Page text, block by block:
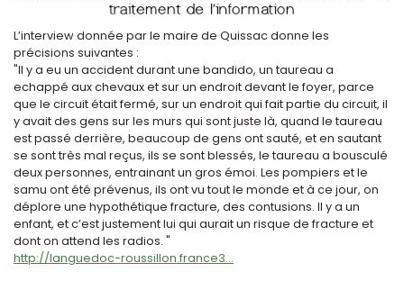
L’interview donnée par le maire de Quissac donne les
précisions suivantes :
"Il y a eu un accident durant une bandido, un taureau a
echappé aux chevaux et sur un endroit devant le foyer, parce
que le circuit était fermé, sur un endroit qui fait partie du circuit, il
y avait des gens sur les murs qui sont juste là, quand le taureau
est passé derrière, beaucoup de gens ont sauté, et en sautant
se sont très mal reçus, ils se sont blessés, le taureau a bousculé
deux personnes, entrainant un gros émoi. Les pompiers et le
samu ont été prévenus, ils ont vu tout le monde et à ce jour, on
déplore une hypothétique fracture, des contusions. Il y a un
enfant, et c’est justement lui qui aurait un risque de fracture et
dont on attend les radios. "
http://languedoc-roussillon.france3...